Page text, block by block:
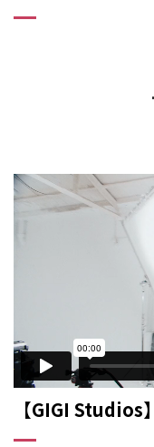
【GIGI Studios